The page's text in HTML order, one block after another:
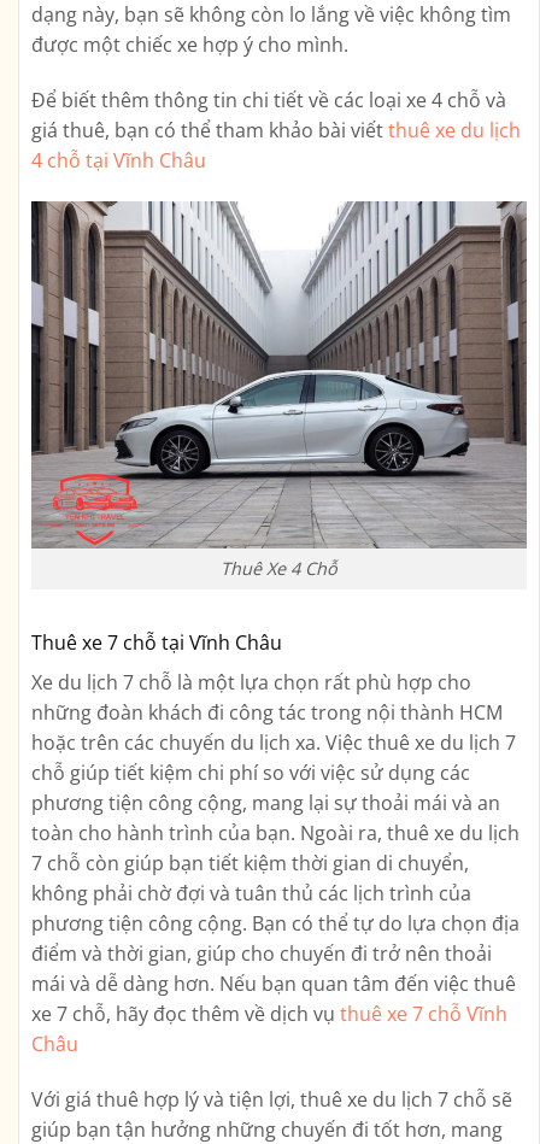
dạng này, bạn sẽ không còn lo lắng về việc không tìm
được một chiếc xe hợp ý cho mình.
Để biết thêm thông tin chi tiết về các loại xe 4 chỗ và
giá thuê, bạn có thể tham khảo bài viếtthuê xe du lịch
4 chỗ tại Vĩnh Châu
Thuê Xe 4 Chỗ
Thuê xe 7 chỗ tại Vĩnh Châu
Xe du lịch 7 chỗ là một lựa chọn rất phù hợp cho
những đoàn khách đi công tác trong nội thành HCM
hoặc trên các chuyến du lịch xa. Việc thuê xe du lịch 7
chỗ giúp tiết kiệm chi phí so với việc sử dụng các
phương tiện công cộng, mang lại sự thoải mái và an
toàn cho hành trình của bạn. Ngoài ra, thuê xe du lịch
7 chỗ còn giúp bạn tiết kiệm thời gian di chuyển,
không phải chờ đợi và tuân thủ các lịch trình của
phương tiện công cộng. Bạn có thể tự do lựa chọn địa
điểm và thời gian, giúp cho chuyến đi trở nên thoải
mái và dễ dàng hơn. Nếu bạn quan tâm đến việc thuê
xe 7 chỗ, hãy đọc thêm về dịch vụ thuê xe 7 chỗ Vĩnh
Châu
Với giá thuê hợp lý và tiện lợi, thuê xe du lịch 7 chỗ sẽ
giúp bạn tận hưởng những chuyến đi tốt hơn, mang